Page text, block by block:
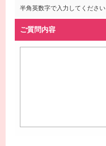
半角英数字で入力してください
ご質問内容